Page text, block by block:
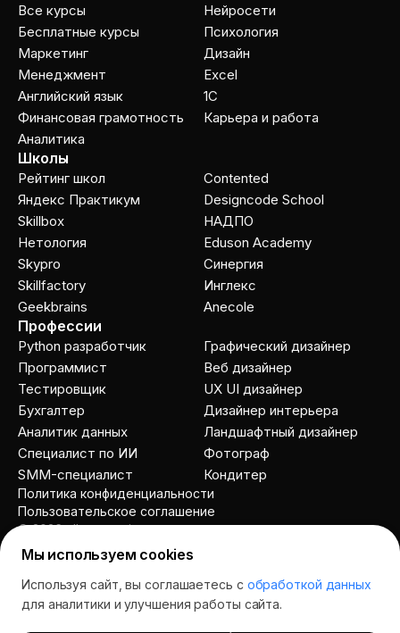
Все курсы
Бесплатные курсы
Маркетинг
Менеджмент
Английский язык
Финансовая грамотность
Аналитика
Нейросети
Психология
Дизайн
Excel
1C
Карьера и работа
Школы
Рейтинг школ
Яндекс Практикум
Skillbox
Нетология
Skypro
Skillfactory
Geekbrains
Contented
Designcode School
НАДПО
Eduson Academy
Cинергия
Инглекс
Anecole
Профессии
Python разработчик
Программист
Тестировщик
Бухгалтер
Аналитик данных
Специалист по ИИ
SMM-специалист
Графический дизайнер
Веб дизайнер
UX UI дизайнер
Дизайнер интерьера
Ландшафтный дизайнер
Фотограф
Кондитер
© 2026 allcourses.io
Пользовательское соглашение
Политика конфиденциальности
Мы используем cookies
Используя сайт, вы соглашаетесь с обработкой данных
для аналитики и улучшения работы сайта.